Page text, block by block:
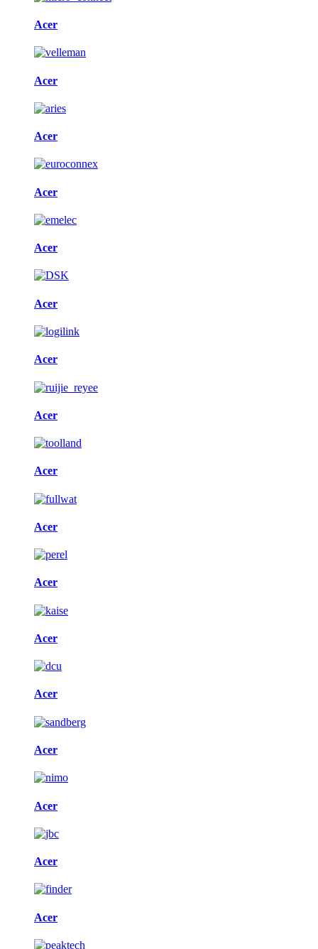
Acer
Acer
Acer
Acer
Acer
Acer
Acer
Acer
Acer
Acer
Acer
Acer
Acer
Acer
Acer
Acer
Acer